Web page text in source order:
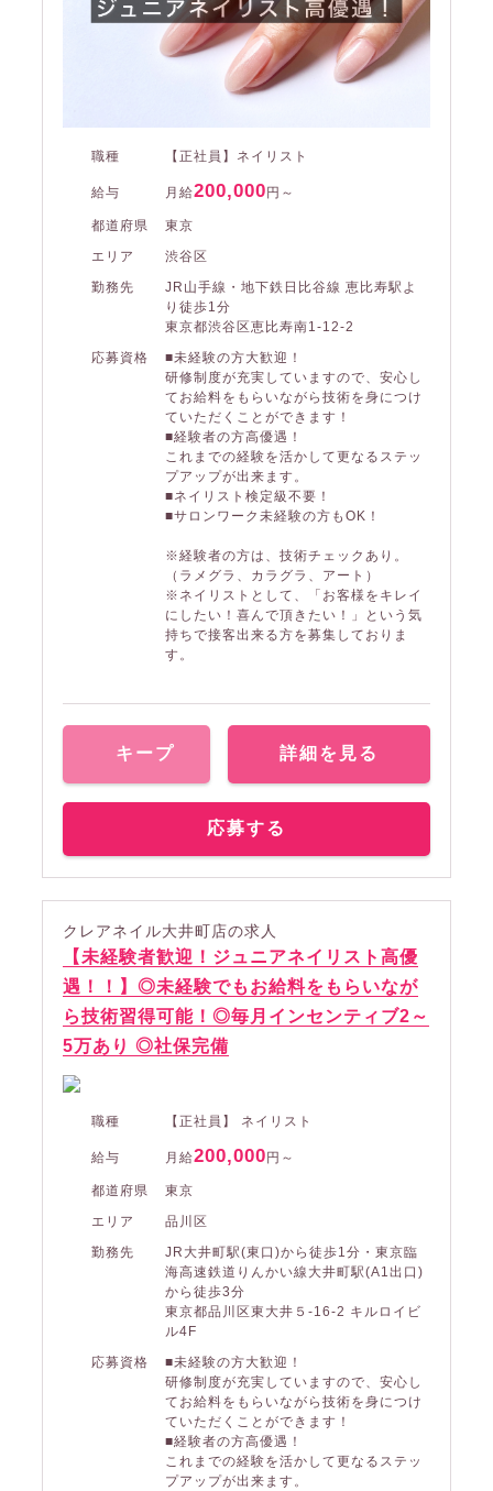
職種 【正社員】ネイリスト
給与 月給200,000 円～
都道府県
東京
エリア
渋谷区
勤務先
JR山手線・地下鉄日比谷線 恵比寿駅よ
り徒歩1分
東京都渋谷区恵比寿南1-12-2
応募資格
■未経験の方大歓迎！
研修制度が充実していますので、安心し
てお給料をもらいながら技術を身につけ
ていただくことができます！
■経験者の方高優遇！
これまでの経験を活かして更なるステッ
プアップが出来ます。
■ネイリスト検定級不要！
■サロンワーク未経験の方もOK！
※経験者の方は、技術チェックあり。
（ラメグラ、カラグラ、アート）
※ネイリストとして、「お客様をキレイ
にしたい！喜んで頂きたい！」という気
持ちで接客出来る方を募集しておりま
す。
キープ 詳細を見る
応募する
クレアネイル大井町店の求人
【未経験者歓迎！ジュニアネイリスト高優
遇！！】◎未経験でもお給料をもらいなが
ら技術習得可能！◎毎月インセンティブ2～
5万あり ◎社保完備
職種 【正社員】 ネイリスト
給与 月給200,000円～
都道府県
東京
エリア
品川区
勤務先
JR大井町駅(東口)から徒歩1分・東京臨
海高速鉄道りんかい線大井町駅(A1出口)
から徒歩3分
東京都品川区東大井５-16-2 キルロイビ
ル4F
応募資格
■未経験の方大歓迎！
研修制度が充実していますので、安心し
てお給料をもらいながら技術を身につけ
ていただくことができます！
■経験者の方高優遇！
これまでの経験を活かして更なるステッ
プアップが出来ます。